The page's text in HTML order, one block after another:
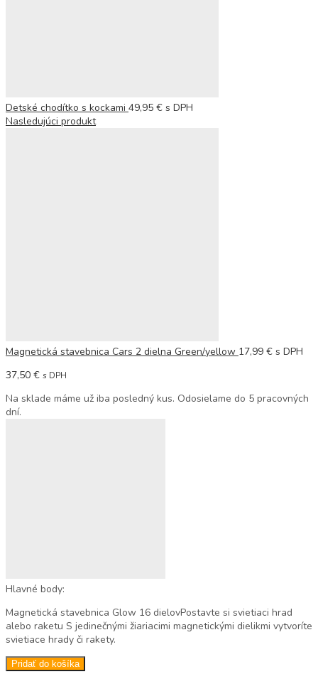
Detské chodítko s kockami 49,95 € s DPH
Nasledujúci produkt
Magnetická stavebnica Cars 2 dielna Green/yellow 17,99 € s DPH
37,50 € s DPH
Na sklade máme už iba posledný kus. Odosielame do 5 pracovných
dní.
Hlavné body:
Magnetická stavebnica Glow 16 dielovPostavte si svietiaci hrad
alebo raketu S jedinečnými žiariacimi magnetickými dielikmi vytvoríte
svietiace hrady či rakety.
Pridať do košíka